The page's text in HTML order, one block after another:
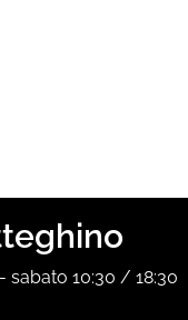
10:30 / 18:30